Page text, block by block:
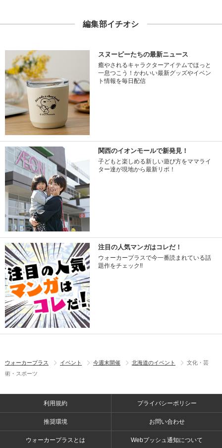
編集部イチオシ
スヌーピーたちの最新ニュース
癒やされるキャラクターアイテムでほっと
一息つこう！かわいい最新グッズやイベン
ト情報を毎日配信
関西のイオンモールで新発見！
子どもと楽しめる新しい遊び方をママライ
ター達が現地から最新リポ！
注目の人気マンガはコレだ！
ウォーカープラスで今一番読まれている話
題作をチェック!!
ウォーカープラス イベント 今週末開催 北海道のイベント
文化・芸
術・スポーツ
利用規約 プライバシーポリシー
推奨環境 お問い合わせ
ウォーカープラスとは Webプッシュ通知について